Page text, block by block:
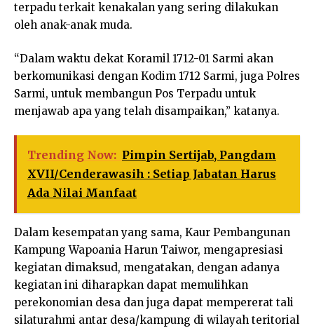
terpadu terkait kenakalan yang sering dilakukan
oleh anak-anak muda.
“Dalam waktu dekat Koramil 1712-01 Sarmi akan
berkomunikasi dengan Kodim 1712 Sarmi, juga Polres
Sarmi, untuk membangun Pos Terpadu untuk
menjawab apa yang telah disampaikan,” katanya.
Trending Now: Pimpin Sertijab, Pangdam
XVII/Cenderawasih : Setiap Jabatan Harus
Ada Nilai Manfaat
Dalam kesempatan yang sama, Kaur Pembangunan
Kampung Wapoania Harun Taiwor, mengapresiasi
kegiatan dimaksud, mengatakan, dengan adanya
kegiatan ini diharapkan dapat memulihkan
perekonomian desa dan juga dapat mempererat tali
silaturahmi antar desa/kampung di wilayah teritorial